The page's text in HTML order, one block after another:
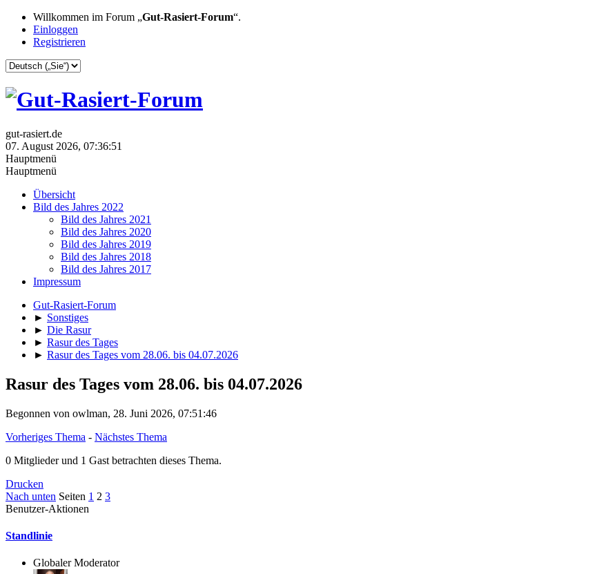
Willkommen im Forum „Gut-Rasiert-Forum“.
Einloggen
Registrieren
gut-rasiert.de
07. August 2026, 07:36:51
Hauptmenü
Hauptmenü
Übersicht
Bild des Jahres 2022
Bild des Jahres 2021
Bild des Jahres 2020
Bild des Jahres 2019
Bild des Jahres 2018
Bild des Jahres 2017
Impressum
Gut-Rasiert-Forum
► Sonstiges
► Die Rasur
► Rasur des Tages
► Rasur des Tages vom 28.06. bis 04.07.2026
Rasur des Tages vom 28.06. bis 04.07.2026
Begonnen von owlman, 28. Juni 2026, 07:51:46
Vorheriges Thema - Nächstes Thema
0 Mitglieder und 1 Gast betrachten dieses Thema.
Drucken
Nach unten Seiten 1 2 3
Benutzer-Aktionen
Standlinie
Globaler Moderator